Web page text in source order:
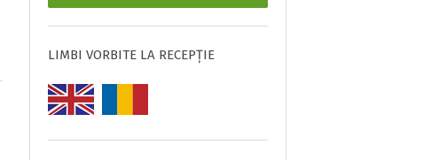
LIMBI VORBITE LA RECEPȚIE